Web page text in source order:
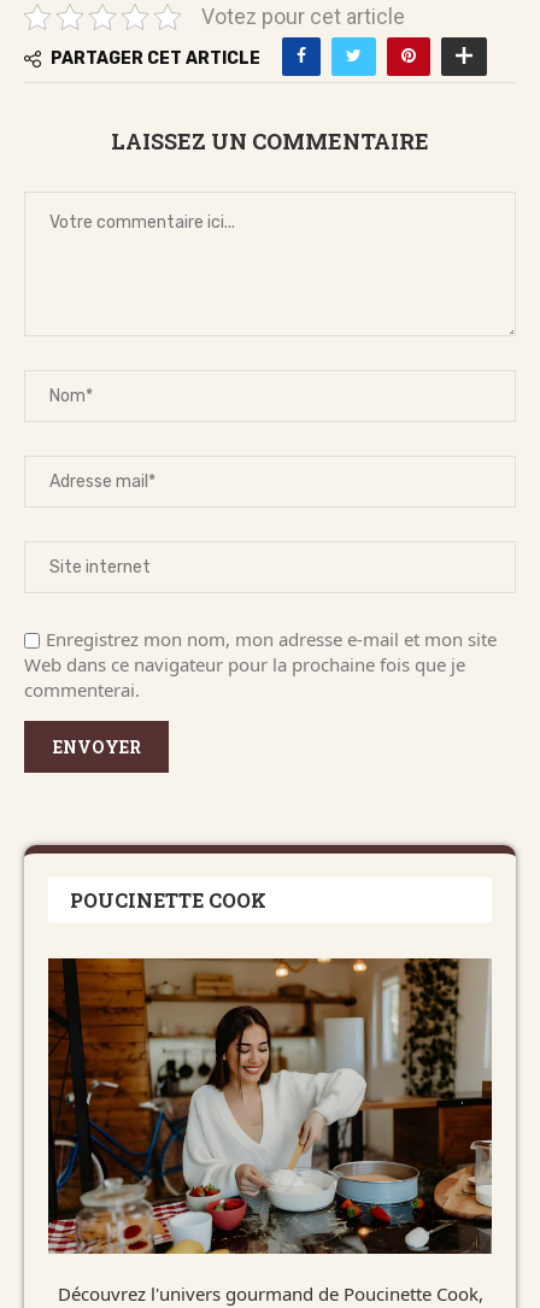
Votez pour cet article
PARTAGER CET ARTICLE
LAISSEZ UN COMMENTAIRE
Enregistrez mon nom, mon adresse e-mail et mon site
Web dans ce navigateur pour la prochaine fois que je
commenterai.
POUCINETTE COOK
Découvrez l'univers gourmand de Poucinette Cook,